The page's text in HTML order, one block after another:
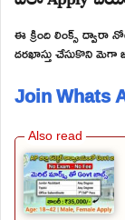
ఈ క్రింది లింక్స్ ద్వారా
దరఖాస్తు చేసుకొని
Join Whats